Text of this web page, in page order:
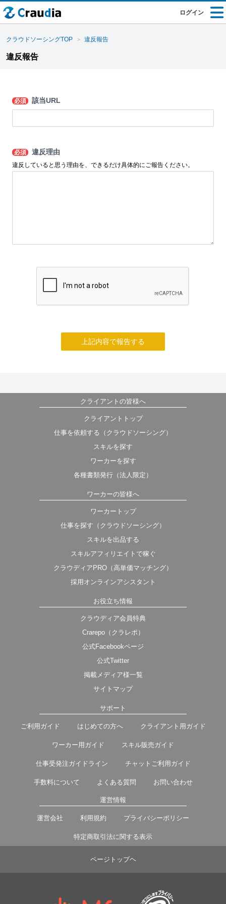
ログイン
クラウドソーシングTOP 違反報告
違反報告
必須 該当URL
必須 違反理由
違反していると思う理由を、できるだけ具体的にご報告ください。
上記内容で報告する
クライアントの皆様へ
クライアントトップ
仕事を依頼する（クラウドソーシング）
スキルを探す
ワーカーを探す
各種書類発行（法人限定）
ワーカーの皆様へ
ワーカートップ
仕事を探す（クラウドソーシング）
スキルを出品する
スキルアフィリエイトで稼ぐ
クラウディアPRO（高単価マッチング）
採用オンラインアシスタント
お役立ち情報
クラウディア会員特典
Crarepo（クラレポ）
公式Facebookページ
公式Twitter
掲載メディア様一覧
サイトマップ
サポート
ご利用ガイド はじめての方へ クライアント用ガイド
ワーカー用ガイド スキル販売ガイド
仕事受発注ガイドライン チャットご利用ガイド
手数料について よくある質問 お問い合わせ
運営情報
運営会社 利用規約 プライバシーポリシー
特定商取引法に関する表示
ページトップヘ